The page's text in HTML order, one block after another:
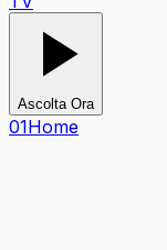
Ascolta Ora
01Home